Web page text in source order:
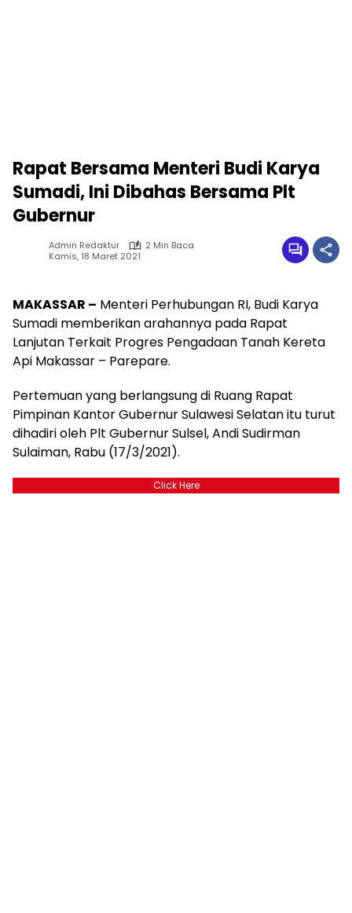
Rapat Bersama Menteri Budi Karya
Sumadi, Ini Dibahas Bersama Plt
Gubernur
Admin Redaktur
2 Min Baca
Kamis, 18 Maret 2021
MAKASSAR – Menteri Perhubungan RI, Budi Karya
Sumadi memberikan arahannya pada Rapat
Lanjutan Terkait Progres Pengadaan Tanah Kereta
Api Makassar – Parepare.
Pertemuan yang berlangsung di Ruang Rapat
Pimpinan Kantor Gubernur Sulawesi Selatan itu turut
dihadiri oleh Plt Gubernur Sulsel, Andi Sudirman
Sulaiman, Rabu (17/3/2021).
Click Here